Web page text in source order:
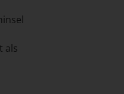
als